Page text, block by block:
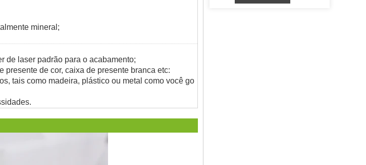
mineral;
de laser padrão para o acabamento;
de cor, caixa de presente branca etc:
tais como madeira, plástico ou metal como você go